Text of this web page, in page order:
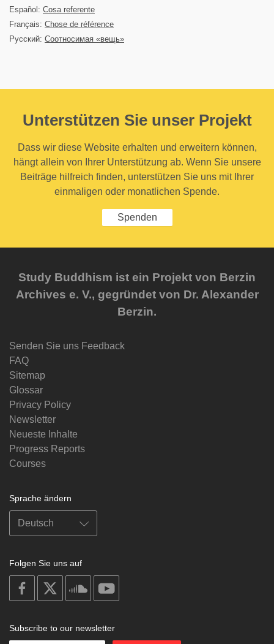
Español: Cosa referente
Français: Chose de référence
Русский: Соотносимая «вещь»
Unterstützen Sie unser Projekt
Dass wir diese Website erhalten und erweitern können,
hängt allein von Ihrer Unterstützung ab. Wenn Sie unsere
Beiträge hilfreich finden, unterstützen Sie uns mit Ihrer
einmaligen oder monatlichen Spende.
Spenden
Study Buddhism ist ein Projekt von Berzin
Archives e. V., gegründet von Dr. Alexander
Berzin.
Senden Sie uns Feedback
FAQ
Sitemap
Glossar
Privacy Policy
Newsletter
Neueste Inhalte
Progress Reports
Courses
Sprache ändern
Folgen Sie uns auf
on
facebook
soundcloud
Subscribe to our newsletter